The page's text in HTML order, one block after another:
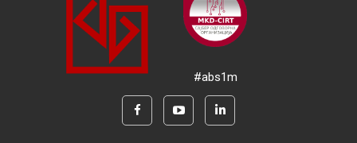
#abs1m